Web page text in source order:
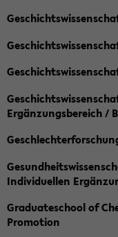
Ergänzungsbereich /
Individuellen
Graduateschool of
Promotion